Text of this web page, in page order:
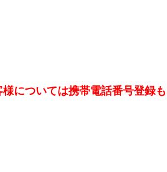
については携帯電話番号登録